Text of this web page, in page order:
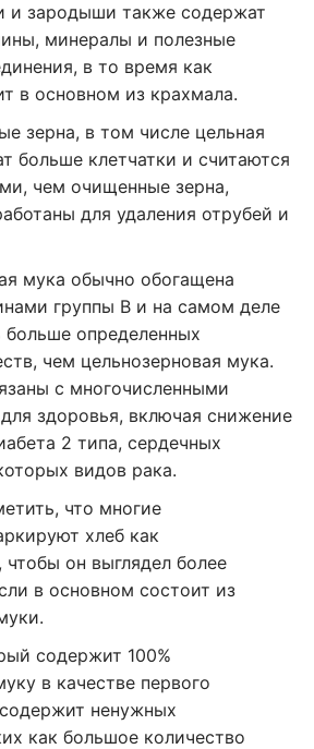
и зародыши также содержат
минералы и полезные
в то время как
в основном из крахмала.
зерна, в том числе цельная
больше клетчатки и считаются
чем очищенные зерна,
для удаления отрубей и
мука обычно обогащена
группы В и на самом деле
определенных
чем цельнозерновая мука.
с многочисленными
здоровья, включая снижение
2 типа, сердечных
видов рака.
что многие
хлеб как
чтобы он выглядел более
в основном состоит из
содержит 100%
в качестве первого
ненужных
как большое количество